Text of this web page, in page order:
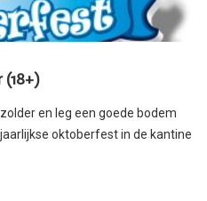
en leg een goede bodem
oktoberfest in de kantine